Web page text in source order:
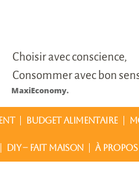
Choisir avec conscience,
Consommer avec bon
MaxiEconomy.
BUDGET ALIMENTAIRE
DIY – FAIT MAISON À PROPOS